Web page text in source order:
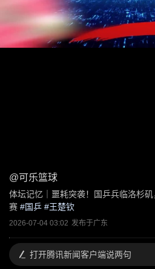
@可乐篮球
体坛记忆｜噩耗突袭！国乒兵临洛杉
赛 #国乒 #王楚钦
2026-07-04 03:02 发布于广东
打开腾讯新闻客户端说两句